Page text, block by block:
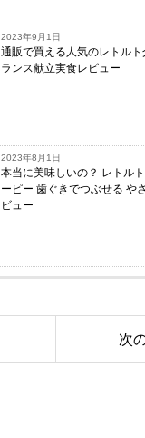
2023年9月1日
通販で買える人気のレトル
ランス献立実食レビュー
2023年8月1日
本当に美味しいの？ レトル
ーピー 歯ぐきでつぶせる や
ビュー
次